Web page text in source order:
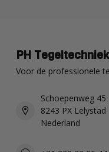
PH Tegeltechniek
Voor de professionele
Schoepenweg 45
8243 PX Lelystad
Nederland